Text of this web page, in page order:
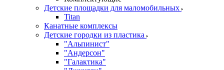
Детские площадки для маломобильных
Titan
Канатные комплексы
Детские городки из пластика
"Альпинист"
"Андерсон"
"Галактика"